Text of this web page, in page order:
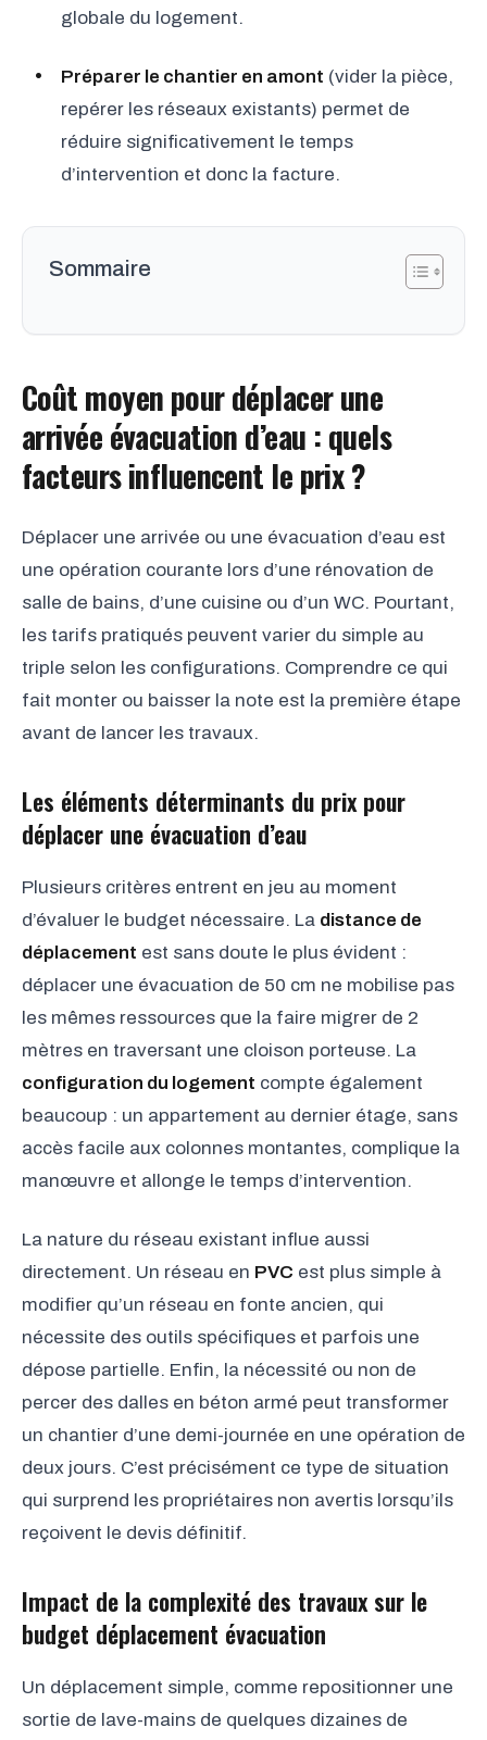
globale du logement.
Préparer le chantier en amont (vider la pièce,
repérer les réseaux existants) permet de
réduire significativement le temps
d’intervention et donc la facture.
Sommaire
Coût moyen pour déplacer une
arrivée évacuation d’eau : quels
facteurs influencent le prix ?
Déplacer une arrivée ou une évacuation d’eau est
une opération courante lors d’une rénovation de
salle de bains, d’une cuisine ou d’un WC. Pourtant,
les tarifs pratiqués peuvent varier du simple au
triple selon les configurations. Comprendre ce qui
fait monter ou baisser la note est la première étape
avant de lancer les travaux.
Les éléments déterminants du prix pour
déplacer une évacuation d’eau
Plusieurs critères entrent en jeu au moment
d’évaluer le budget nécessaire. La distance de
déplacement est sans doute le plus évident :
déplacer une évacuation de 50 cm ne mobilise pas
les mêmes ressources que la faire migrer de 2
mètres en traversant une cloison porteuse. La
configuration du logement compte également
beaucoup : un appartement au dernier étage, sans
accès facile aux colonnes montantes, complique la
manœuvre et allonge le temps d’intervention.
La nature du réseau existant influe aussi
directement. Un réseau en PVC est plus simple à
modifier qu’un réseau en fonte ancien, qui
nécessite des outils spécifiques et parfois une
dépose partielle. Enfin, la nécessité ou non de
percer des dalles en béton armé peut transformer
un chantier d’une demi-journée en une opération de
deux jours. C’est précisément ce type de situation
qui surprend les propriétaires non avertis lorsqu’ils
reçoivent le devis définitif.
Impact de la complexité des travaux sur le
budget déplacement évacuation
Un déplacement simple, comme repositionner une
sortie de lave-mains de quelques dizaines de